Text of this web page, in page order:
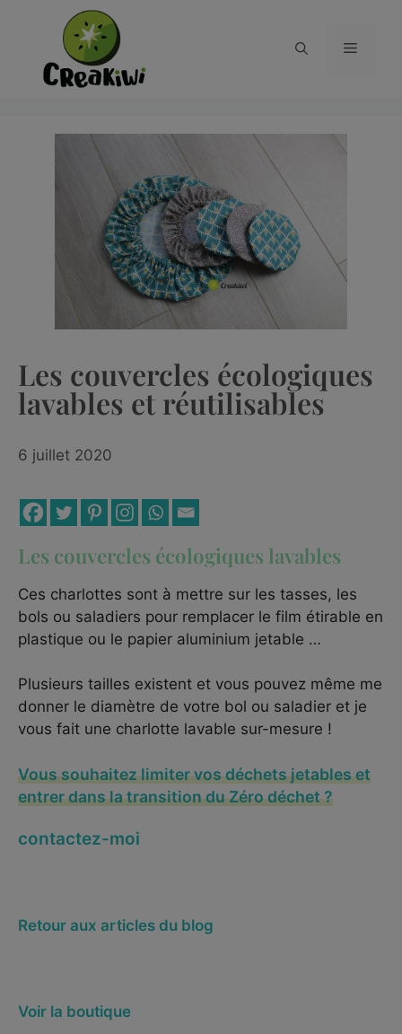
Les couvercles écologiques
lavables et réutilisables
6 juillet 2020
Les couvercles écologiques lavables
Ces charlottes sont à mettre sur les tasses, les
bols ou saladiers pour remplacer le film étirable en
plastique ou le papier aluminium jetable …
Plusieurs tailles existent et vous pouvez même me
donner le diamètre de votre bol ou saladier et je
vous fait une charlotte lavable sur-mesure !
Vous souhaitez limiter vos déchets jetables et
entrer dans la transition du Zéro déchet ?
contactez-moi
Retour aux articles du blog
Voir la boutique